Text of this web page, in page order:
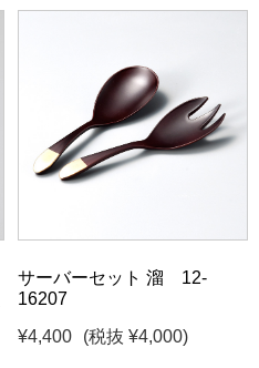
サーバーセット 溜 12-
16207
¥4,400
(税抜 ¥4,000)